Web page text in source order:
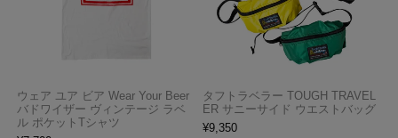
ウェア ユア ビア Wear Your Beer
バドワイザー ヴィンテージ ラベ
ル ポケットTシャツ
タフトラベラー TOUGH TRAVEL
ER サニーサイド ウエストバッグ
¥9,350